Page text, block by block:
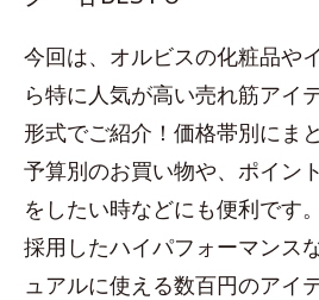
今回は、オルビスの化粧品や
ら特に人気が高い売れ筋アイ
形式でご紹介！価格帯別にま
予算別のお買い物や、ポイン
をしたい時などにも便利です
採用したハイパフォーマンス
ュアルに使える数百円のアイ